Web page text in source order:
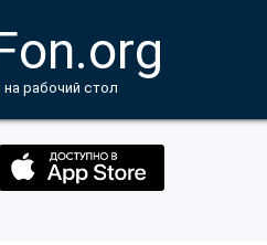
на рабочий стол